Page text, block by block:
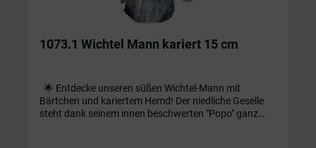
1073.1 Wichtel Mann kariert 15 cm
🌟 Entdecke unseren süßen Wichtel-Mann mit
Bärtchen und kariertem Hemd! Der niedliche Geselle
steht dank seinem innen beschwerten "Popo" ganz